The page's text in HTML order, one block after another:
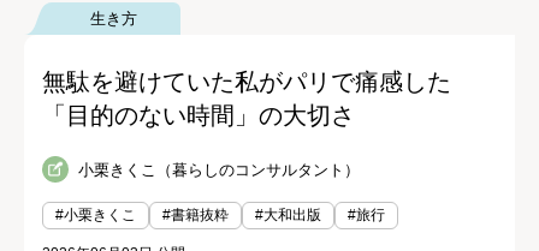
生き方
無駄を避けていた私がパリで痛感した
「目的のない時間」の大切さ
小栗きくこ（暮らしのコンサルタント）
#小栗きくこ #書籍抜粋 #大和出版 #旅行